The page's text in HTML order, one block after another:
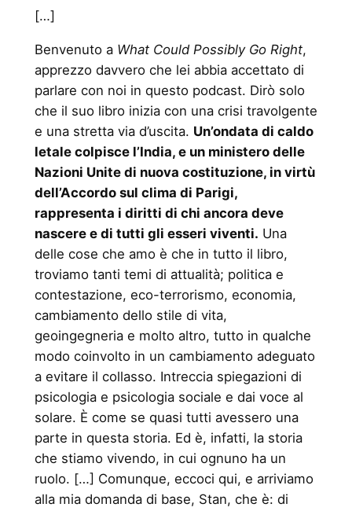
[…]
Benvenuto a What Could Possibly Go Right,
apprezzo davvero che lei abbia accettato di
parlare con noi in questo podcast. Dirò solo
che il suo libro inizia con una crisi travolgente
e una stretta via d’uscita. Un’ondata di caldo
letale colpisce l’India, e un ministero delle
Nazioni Unite di nuova costituzione, in virtù
dell’Accordo sul clima di Parigi,
rappresenta i diritti di chi ancora deve
nascere e di tutti gli esseri viventi. Una
delle cose che amo è che in tutto il libro,
troviamo tanti temi di attualità; politica e
contestazione, eco-terrorismo, economia,
cambiamento dello stile di vita,
geoingegneria e molto altro, tutto in qualche
modo coinvolto in un cambiamento adeguato
a evitare il collasso. Intreccia spiegazioni di
psicologia e psicologia sociale e dai voce al
solare. È come se quasi tutti avessero una
parte in questa storia. Ed è, infatti, la storia
che stiamo vivendo, in cui ognuno ha un
ruolo. […] Comunque, eccoci qui, e arriviamo
alla mia domanda di base, Stan, che è: di